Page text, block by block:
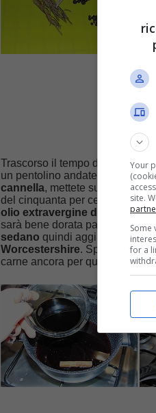
Trascorso il tempo di
un pentolino andate a versare il
cannella, mettete sul fuoco e
del cinquanta per cento quindi
olio extravergine di oliva
e
sarà bene dorata passate ad
sedano quindi aggiungete
Worcestershire.
carne ancora per qualche
Your
site.
Some
for a